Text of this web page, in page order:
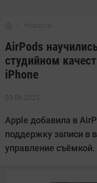
Новости
AirPods
студийном
iPhone
09.06.2025
Автор:
Довлатова
Apple добавила в
поддержку записи в
управление съёмкой.